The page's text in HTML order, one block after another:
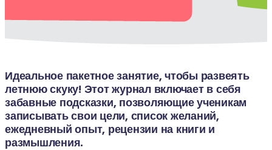
Идеальное пакетное занятие, чтобы развеять
летнюю скуку! Этот журнал включает в себя
забавные подсказки, позволяющие ученикам
записывать свои цели, список желаний,
ежедневный опыт, рецензии на книги и
размышления.